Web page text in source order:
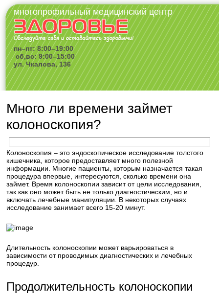
многопрофильный медицинский центр
пн–пт: 8:00–19:00
сб,вс: 9:00–15:00
ул. Чкалова, 136
Много ли времени займет
колоноскопия?
Колоноскопия – это эндоскопическое исследование толстого
кишечника, которое предоставляет много полезной
информации. Многие пациенты, которым назначается такая
процедура впервые, интересуются, сколько времени она
займет. Время колоноскопии зависит от цели исследования,
так как оно может быть не только диагностическим, но и
включать лечебные манипуляции. В некоторых случаях
исследование занимает всего 15-20 минут.
Длительность колоноскопии может варьироваться в
зависимости от проводимых диагностических и лечебных
процедур.
Продолжительность колоноскопии